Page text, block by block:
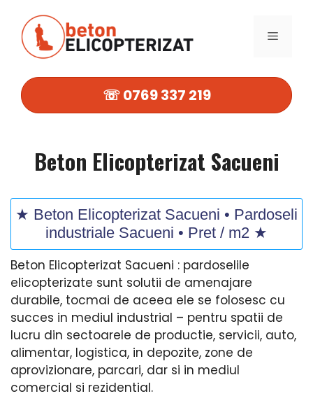
conținut
MENIU
☏ 0769 337 219
Beton Elicopterizat Sacueni
★ Beton Elicopterizat Sacueni • Pardoseli
industriale Sacueni • Pret / m2 ★
Beton Elicopterizat Sacueni : pardoselile
elicopterizate sunt solutii de amenajare
durabile, tocmai de aceea ele se folosesc cu
succes in mediul industrial – pentru spatii de
lucru din sectoarele de productie, servicii, auto,
alimentar, logistica, in depozite, zone de
aprovizionare, parcari, dar si in mediul
comercial si rezidential.